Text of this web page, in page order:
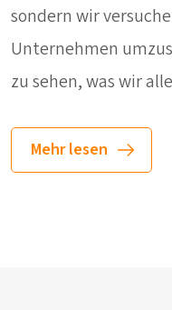
sondern wir
Unternehmen
zu sehen, was wir
Mehr lesen